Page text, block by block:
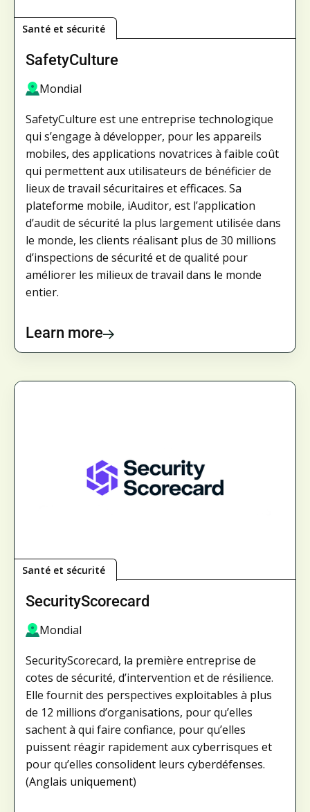
Santé et sécurité
SafetyCulture
Mondial
SafetyCulture est une entreprise technologique
qui s’engage à développer, pour les appareils
mobiles, des applications novatrices à faible coût
qui permettent aux utilisateurs de bénéficier de
lieux de travail sécuritaires et efficaces. Sa
plateforme mobile, iAuditor, est l’application
d’audit de sécurité la plus largement utilisée dans
le monde, les clients réalisant plus de 30 millions
d’inspections de sécurité et de qualité pour
améliorer les milieux de travail dans le monde
entier.
Learn more
Santé et sécurité
SecurityScorecard
Mondial
SecurityScorecard, la première entreprise de
cotes de sécurité, d’intervention et de résilience.
Elle fournit des perspectives exploitables à plus
de 12 millions d’organisations, pour qu’elles
sachent à qui faire confiance, pour qu’elles
puissent réagir rapidement aux cyberrisques et
pour qu’elles consolident leurs cyberdéfenses.
(Anglais uniquement)